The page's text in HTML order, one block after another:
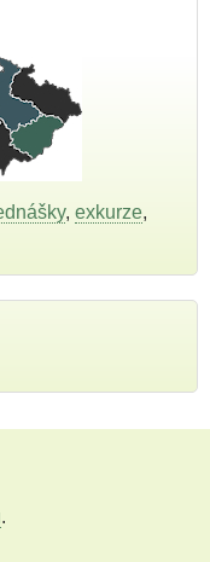
, exkurze,
.